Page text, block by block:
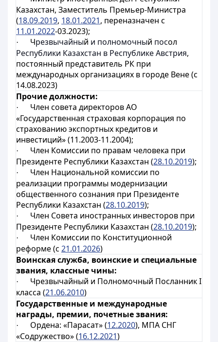
Казахстан, Заместитель Премьер-Министра
(18.09.2019, 18.01.2021, переназначен с
11.01.2022-03.2023);
· Чрезвычайный и полномочный посол
Республики Казахстан в Республике Австрия,
постоянный представитель РК при
международных организациях в городе Вене (с
14.08.2023)
Прочие должности:
·
Член совета директоров АО
«Государственная страховая корпорация по
страхованию экспортных кредитов и
инвестиций» (11.2003-11.2004);
· Член Комиссии по правам человека при
Президенте Республики Казахстан (28.10.2019);
·
Член Национальной комиссии по
реализации программы модернизации
общественного сознания при Президенте
Республики Казахстан (28.10.2019);
·
Член Совета иностранных инвесторов при
Президенте Республики Казахстан (28.10.2019);
·
Член Комиссии по Конституционной
реформе (с 21.01.2026)
Воинская служба, воинские и специальные
звания, классные чины:
·
Чрезвычайный и Полномочный Посланник I
класса (21.06.2010)
Государственные и международные
награды, премии, почетные звания:
· Ордена: «Парасат» (12.2020), МПА СНГ
«Содружество» (16.12.2021)